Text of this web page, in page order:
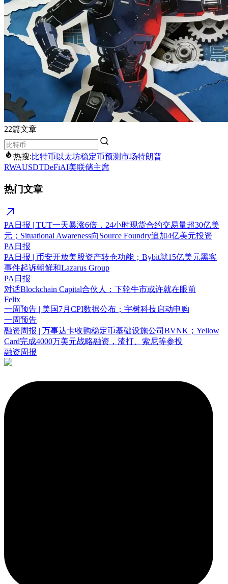
22篇文章
热搜:比特币 以太坊稳定币预测市场特朗普
RWAUSDTDeFiAI美联储主席
热门文章
PA日报 | TUT一天暴涨6倍，24小时现货合约交易量超30亿美
元；Situational Awareness向Source Foundry追加4亿美元投资
PA日报
PA日报 | 币安开放美股资产转仓功能；Bybit就15亿美元黑客
事件起诉朝鲜和Lazarus Group
PA日报
对话Blockchain Capital合伙人：下轮牛市或许就在眼前
Felix
一周预告 | 美国7月CPI数据公布；宇树科技启动申购
一周预告
融资周报 | 万事达卡收购稳定币基础设施公司BVNK；Yellow
Card完成4000万美元战略融资，渣打、索尼等参投
融资周报